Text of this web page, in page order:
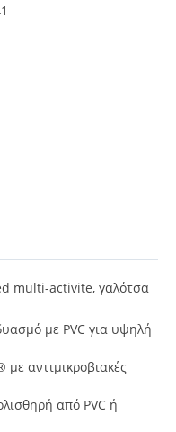
multi-activite, γαλότσα
με PVC για υψηλή
αντιμικροβιακές
από PVC ή